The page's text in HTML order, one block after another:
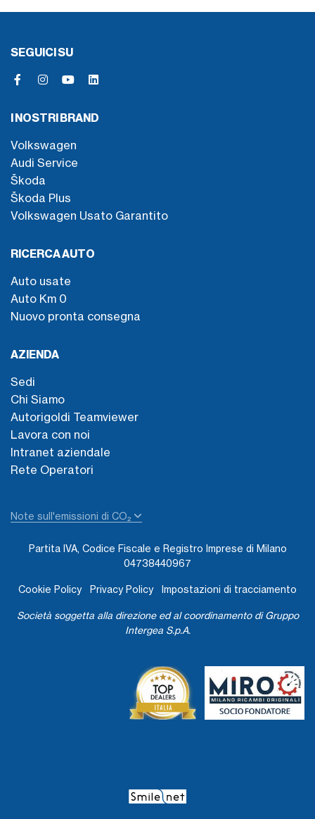
SEGUICI SU
I NOSTRI BRAND
Volkswagen
Audi Service
Škoda
Škoda Plus
Volkswagen Usato Garantito
RICERCA AUTO
Auto usate
Auto Km 0
Nuovo pronta consegna
AZIENDA
Sedi
Chi Siamo
Autorigoldi Teamviewer
Lavora con noi
Intranet aziendale
Rete Operatori
Note sull'emissioni di CO₂
Partita IVA, Codice Fiscale e Registro Imprese di Milano
04738440967
Cookie Policy Privacy Policy Impostazioni di tracciamento
Società soggetta alla direzione ed al coordinamento di Gruppo
Intergea S.p.A.